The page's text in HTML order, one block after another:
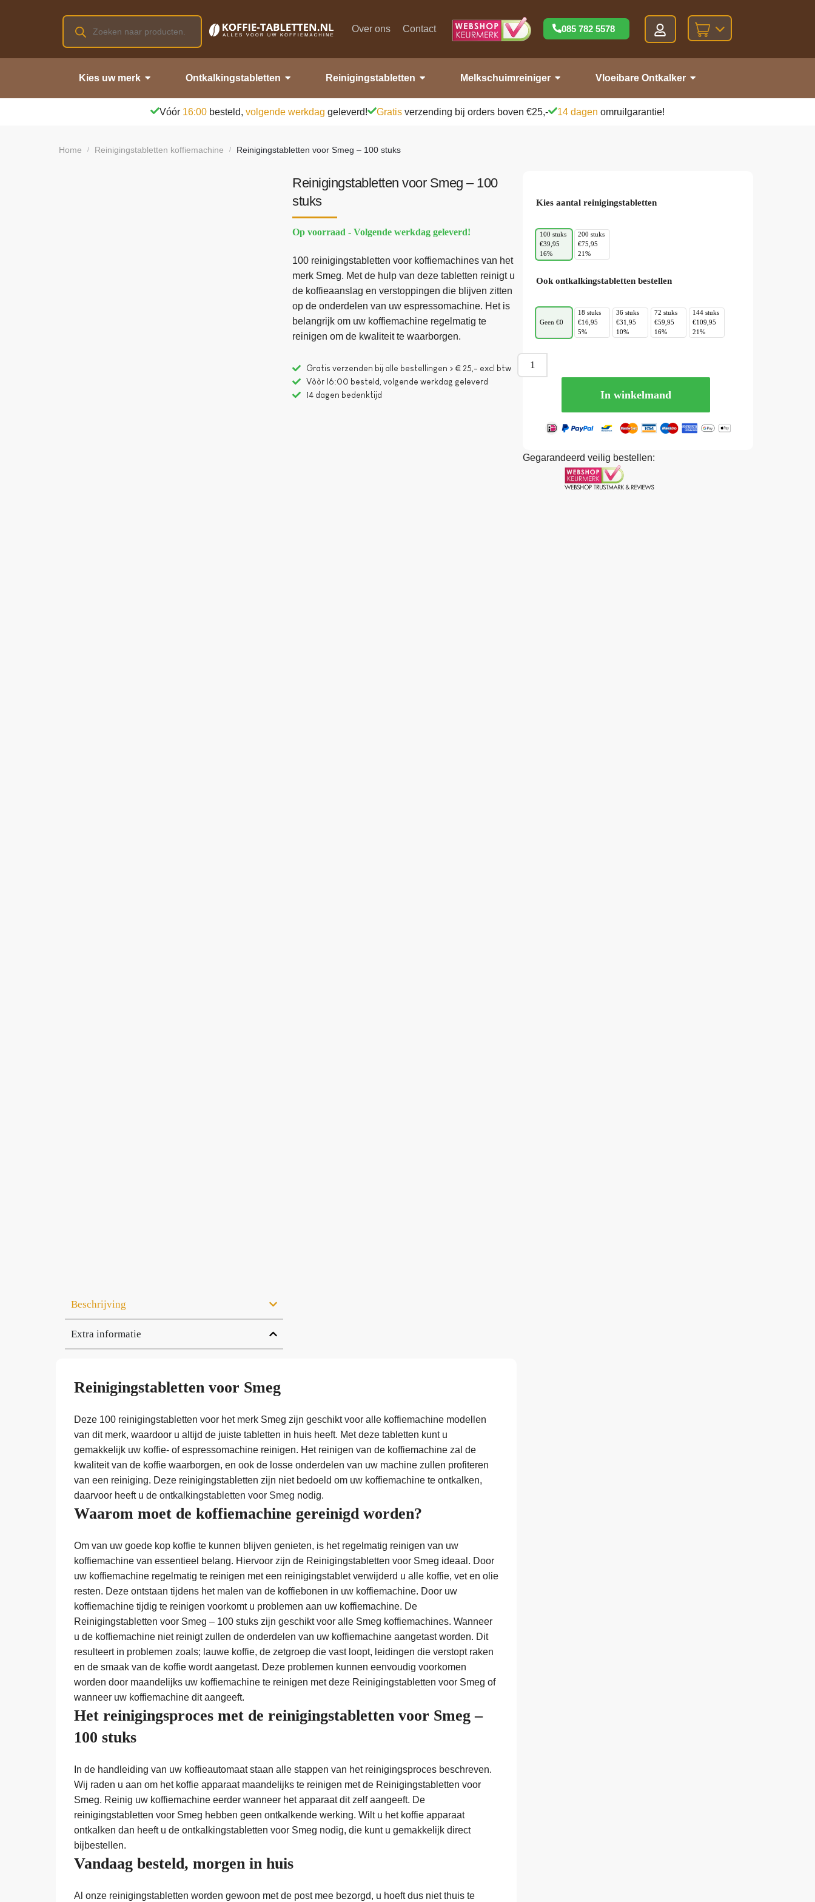
Over ons Contact 085 782 5578
Kies uw merk Ontkalkingstabletten Reinigingstabletten Melkschuimreiniger Vloeibare Ontkalker
Vóór 16:00 besteld, volgende werkdag geleverd! Gratis verzending bij orders boven €25,- 14 dagen omruilgarantie!
Home / Reinigingstabletten koffiemachine / Reinigingstabletten voor Smeg – 100 stuks
Beschrijving
Extra informatie
Reinigingstabletten voor Smeg – 100
stuks
Op voorraad - Volgende werkdag geleverd!
100 reinigingstabletten voor koffiemachines van het
merk Smeg. Met de hulp van deze tabletten reinigt u
de koffieaanslag en verstoppingen die blijven zitten
op de onderdelen van uw espressomachine. Het is
belangrijk om uw koffiemachine regelmatig te
reinigen om de kwaliteit te waarborgen.
Gratis verzenden bij alle bestellingen > € 25,- excl btw
Vòòr 16:00 besteld, volgende werkdag geleverd
14 dagen bedenktijd
Reinigingstabletten voor Smeg
Deze 100 reinigingstabletten voor het merk Smeg zijn geschikt voor alle koffiemachine modellen
van dit merk, waardoor u altijd de juiste tabletten in huis heeft. Met deze tabletten kunt u
gemakkelijk uw koffie- of espressomachine reinigen. Het reinigen van de koffiemachine zal de
kwaliteit van de koffie waarborgen, en ook de losse onderdelen van uw machine zullen profiteren
van een reiniging. Deze reinigingstabletten zijn niet bedoeld om uw koffiemachine te ontkalken,
daarvoor heeft u de ontkalkingstabletten voor Smeg nodig.
Waarom moet de koffiemachine gereinigd worden?
Om van uw goede kop koffie te kunnen blijven genieten, is het regelmatig reinigen van uw
koffiemachine van essentieel belang. Hiervoor zijn de Reinigingstabletten voor Smeg ideaal. Door
uw koffiemachine regelmatig te reinigen met een reinigingstablet verwijderd u alle koffie, vet en olie
resten. Deze ontstaan tijdens het malen van de koffiebonen in uw koffiemachine. Door uw
koffiemachine tijdig te reinigen voorkomt u problemen aan uw koffiemachine. De
Reinigingstabletten voor Smeg – 100 stuks zijn geschikt voor alle Smeg koffiemachines. Wanneer
u de koffiemachine niet reinigt zullen de onderdelen van uw koffiemachine aangetast worden. Dit
resulteert in problemen zoals; lauwe koffie, de zetgroep die vast loopt, leidingen die verstopt raken
en de smaak van de koffie wordt aangetast. Deze problemen kunnen eenvoudig voorkomen
worden door maandelijks uw koffiemachine te reinigen met deze Reinigingstabletten voor Smeg of
wanneer uw koffiemachine dit aangeeft.
Het reinigingsproces met de reinigingstabletten voor Smeg –
100 stuks
In de handleiding van uw koffieautomaat staan alle stappen van het reinigingsproces beschreven.
Wij raden u aan om het koffie apparaat maandelijks te reinigen met de Reinigingstabletten voor
Smeg. Reinig uw koffiemachine eerder wanneer het apparaat dit zelf aangeeft. De
reinigingstabletten voor Smeg hebben geen ontkalkende werking. Wilt u het koffie apparaat
ontkalken dan heeft u de ontkalkingstabletten voor Smeg nodig, die kunt u gemakkelijk direct
bijbestellen.
Vandaag besteld, morgen in huis
Al onze reinigingstabletten worden gewoon met de post mee bezorgd, u hoeft dus niet thuis te
Kies aantal reinigingstabletten
100 stuks
€39,95
16%
200 stuks
€75,95
21%
Ook ontkalkingstabletten bestellen
Geen €0
18 stuks
€16,95
5%
36 stuks
€31,95
10%
72 stuks
€59,95
16%
144 stuks
€109,95
21%
In winkelmand
Gegarandeerd veilig bestellen: